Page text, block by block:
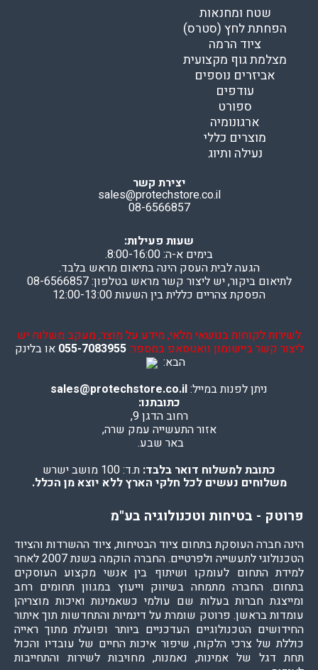
שטח ומחנאות
הפחתת לחץ (סטרס)
ציוד הרמה
מצלמת גוף מקצועית
אביזרים נוספים
עודפים
ספורט
ארגונומיה
מוצרים כללי
נעילה ותיוג
יצירת קשר
sales@protechstore.co.il
08-6566857
שעות פעילות:
בימים א-ה: 8:00-16:00.
הגעה לבית העסק הינה בתיאום מראש בלבד.
לתיאום ביקור, יש ליצור קשר מראש בטלפון: 08-6566857
הפסקת צהריים כללית בין השעות 12:00-13:00
לשירות לקוחות בנושאי מלאי, מידע על מוצר, מעקב משלוח יש
ליצור קשר ביישומון וואטסאפ במספר:055-7083955 או בלינק
הבא:
ניתן לפנות במייל:sales@protechstore.co.il
כתובתנו:
רחוב הדגן 9,
אזור התעשייה עמק שרה,
באר שבע.
כתובת למשלוח דואר בלבד: ת.ד: 100 מושב ישרש
משלוחים נעשים לכל חלקי הארץ ללא יוצא מן הכלל.
פרוטק - בטיחות וטכנולוגיה בע"מ
הינה חברה העוסקת בתחום ציוד הבטיחות, ציוד ההשרדות והציוד
הטכנולוגי לתעשייה ולפרטיים. החברה הוקמה בשנת 2007 לאחר
למידת התחום לעומקו ושיתוף בין אנשי מקצוע העוסקים
בתחום. החברה מתמחה בשיווק וייעוץ במגוון תחומים רחב
ומייצגת חברות בעלות שם עולמי כשאמינות ואיכות מוצריהן
עומדות בראשן. פרוטק שומרת על דינמיות והתחדשות תוך איתור
החידושים הטכנולוגיים העדכניים ביותר ופועלת מתוך ראייה
כוללת של צרכי הלקוח, שיפור איכות החיים של עובדיו והכול
תחת דגל של אמינות, נאמנות, מחויבות לשירות והתחייבות